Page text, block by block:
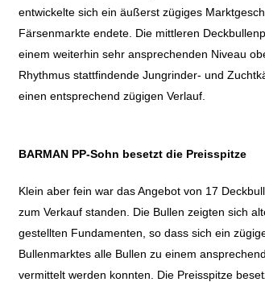
entwickelte sich ein äußerst zügiges
Färsenmarkte endete. Die mittleren
einem weiterhin sehr ansprechenden Niveau
Rhythmus stattfindende Jungrinder- und
einen entsprechend zügigen Verlauf.
BARMAN PP-Sohn besetzt die Preisspitze
Klein aber fein war das Angebot von 17
zum Verkauf standen. Die Bullen zeigten sich
gestellten Fundamenten, so dass sich ein
Bullenmarktes alle Bullen zu einem
vermittelt werden konnten. Die Preisspitze